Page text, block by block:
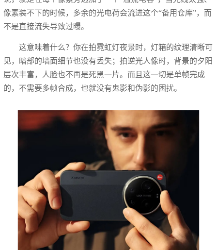
像素装不下的时候，多余的光电荷会流进这个“备用仓库”，而
不是直接流失导致过曝。
这意味着什么？你在拍霓虹灯夜景时，灯箱的纹理清晰可
见，暗部的墙面细节也没有丢失；拍逆光人像时，背景的夕阳
层次丰富，人脸也不再是死黑一片。而且这一切是单帧完成
的，不需要多帧合成，也就没有鬼影和伪影的困扰。